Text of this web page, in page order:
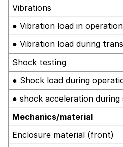
Vibrations
● Vibration load in operation
● Vibration load during
Shock testing
● Shock load during
● shock acceleration
Mechanics/material
Enclosure material (front)